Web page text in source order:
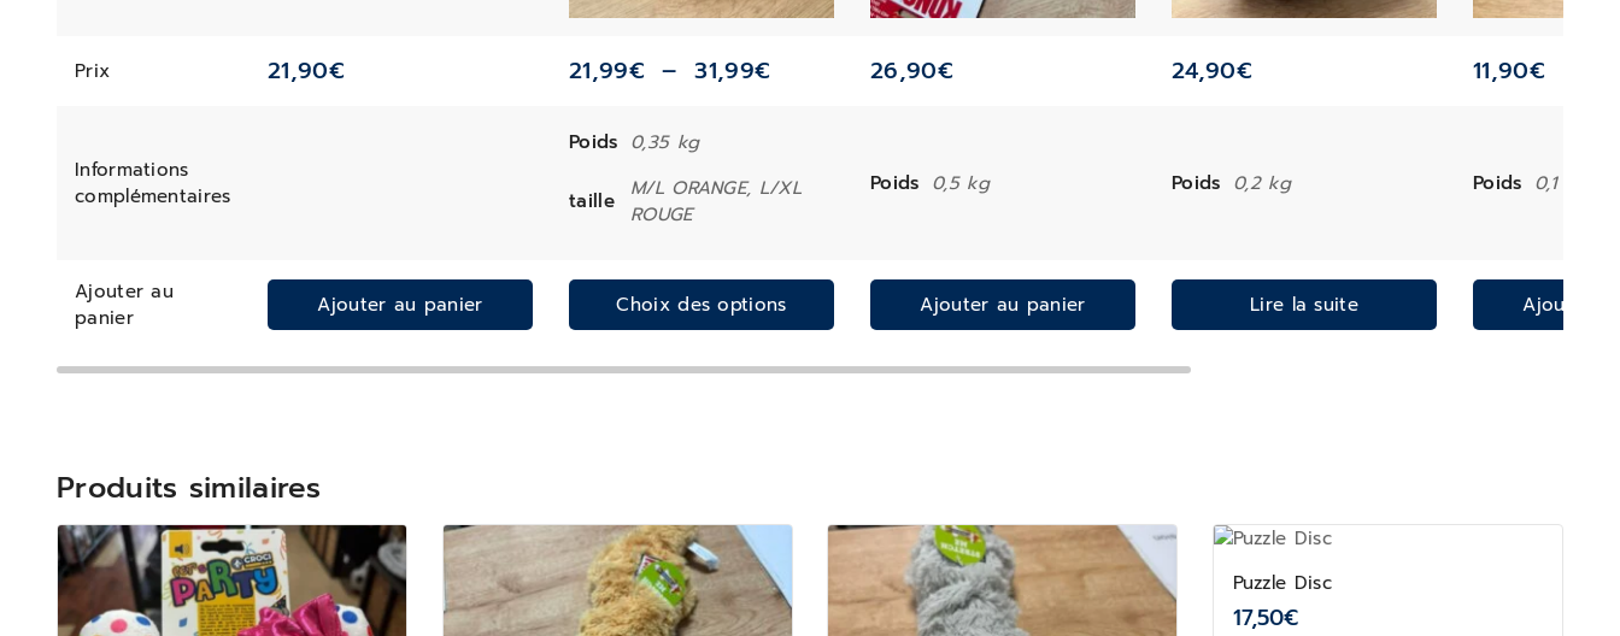
Prix 21,90€ 21,99€ – 31,99€ 26,90€ 24,90€ 11,90€
Informations
complémentaires
Poids 0,35 kg
taille
M/L ORANGE, L/XL
ROUGE
Poids 0,5 kg Poids 0,2 kg Poids 0,1 kg
Ajouter au
panier
Ajouter au panier Choix des options Ajouter au panier Lire la suite Ajouter
Produits similaires
Puzzle Disc
17,50€